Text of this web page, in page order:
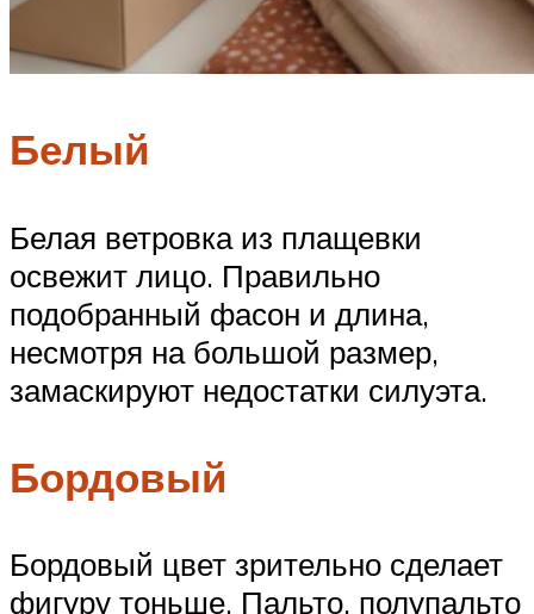
Белый
Белая ветровка из плащевки
освежит лицо. Правильно
подобранный фасон и длина,
несмотря на большой размер,
замаскируют недостатки силуэта.
Бордовый
Бордовый цвет зрительно сделает
фигуру тоньше. Пальто, полупальто